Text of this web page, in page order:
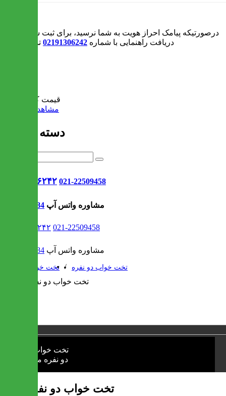
درصورتیکه پیامک احراز هویت به شما نرسید، برای ثبت سفارش و یا
دریافت راهنمایی با شماره 02191306242 تماس بگیرید
قیمت کل:
مشاهده سبد خرید
دسته بندی ها
021-۹۱۳۰۶۲۴۲ 021-22509458
09302308484 مشاوره واتس آپ
021-۹۱۳۰۶۲۴۲ 021-22509458
09302308484 مشاوره واتس آپ
تخت خواب / تخت خواب دو نفره
تخت خواب دو نفره مژده